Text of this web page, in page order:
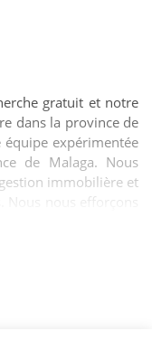
gratuit et notre
dans la province de
équipe expérimentée
de Malaga. Nous
immobilière et
nous efforçons
afin que vous